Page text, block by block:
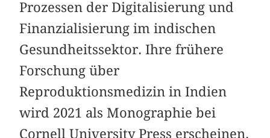
Prozessen der Digitalisierung und
Finanzialisierung im indischen
Gesundheitssektor. Ihre frühere
Forschung über
Reproduktionsmedizin in Indien
wird 2021 als Monographie bei
Cornell University Press erscheinen.